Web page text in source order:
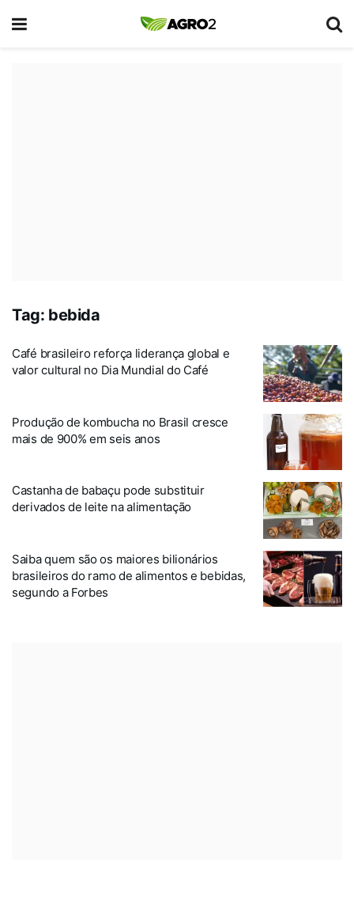
Tag: bebida
Café brasileiro reforça liderança global e
valor cultural no Dia Mundial do Café
Produção de kombucha no Brasil cresce
mais de 900% em seis anos
Castanha de babaçu pode substituir
derivados de leite na alimentação
Saiba quem são os maiores bilionários
brasileiros do ramo de alimentos e bebidas,
segundo a Forbes